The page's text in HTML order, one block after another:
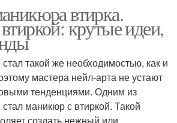
втирка.
крутые идеи,
такой же необходимостью, как и
мастера нейл-арта не устают
тенденциями. Одним из
маникюр с втиркой. Такой